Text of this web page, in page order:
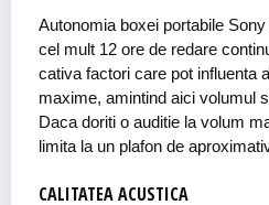
Autonomia boxei portabile
cel mult 12 ore de redare
cativa factori care pot influenta
maxime, amintind aici volumul
Daca doriti o auditie la volum
limita la un plafon de
CALITATEA ACUSTICA